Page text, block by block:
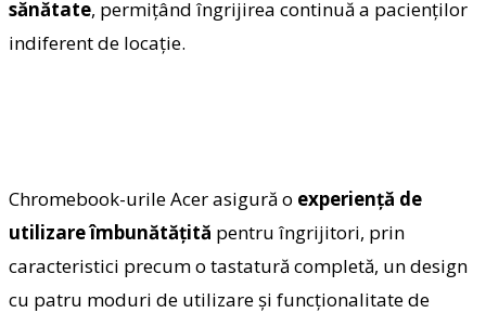
sănătate, permițând îngrijirea continuă a pacienților
indiferent de locație.
Chromebook-urile Acer asigură o experiență de
utilizare îmbunătățită pentru îngrijitori, prin
caracteristici precum o tastatură completă, un design
cu patru moduri de utilizare și funcționalitate de